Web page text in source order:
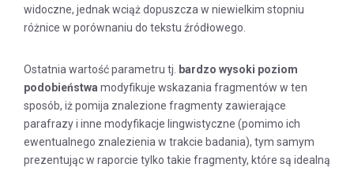
widoczne, jednak wciąż dopuszcza w niewielkim stopniu
różnice w porównaniu do tekstu źródłowego.
Ostatnia wartość parametru tj. bardzo wysoki poziom
podobieństwa modyfikuje wskazania fragmentów w ten
sposób, iż pomija znalezione fragmenty zawierające
parafrazy i inne modyfikacje lingwistyczne (pomimo ich
ewentualnego znalezienia w trakcie badania), tym samym
prezentując w raporcie tylko takie fragmenty, które są idealną